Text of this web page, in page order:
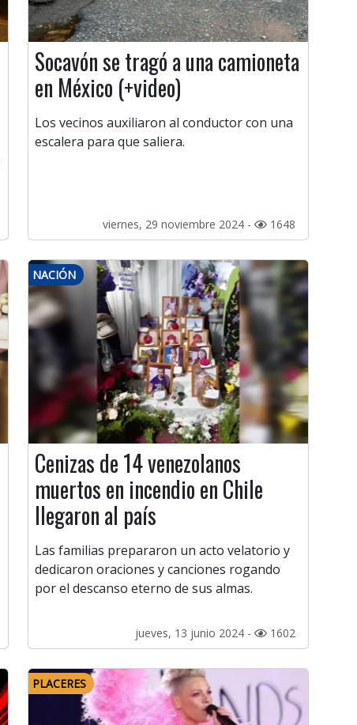
Socavón se tragó a una camioneta
en México (+video)
Los vecinos auxiliaron al conductor con una
escalera para que saliera.
viernes, 29 noviembre 2024 - 1648
NACIÓN
Cenizas de 14 venezolanos
muertos en incendio en Chile
llegaron al país
Las familias prepararon un acto velatorio y
dedicaron oraciones y canciones rogando
por el descanso eterno de sus almas.
jueves, 13 junio 2024 - 1602
PLACERES